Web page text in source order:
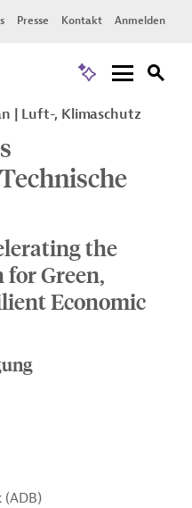
Presse Kontakt Anmelden
Luft-, Klimaschutz
the
Green,
Economic
(ADB)